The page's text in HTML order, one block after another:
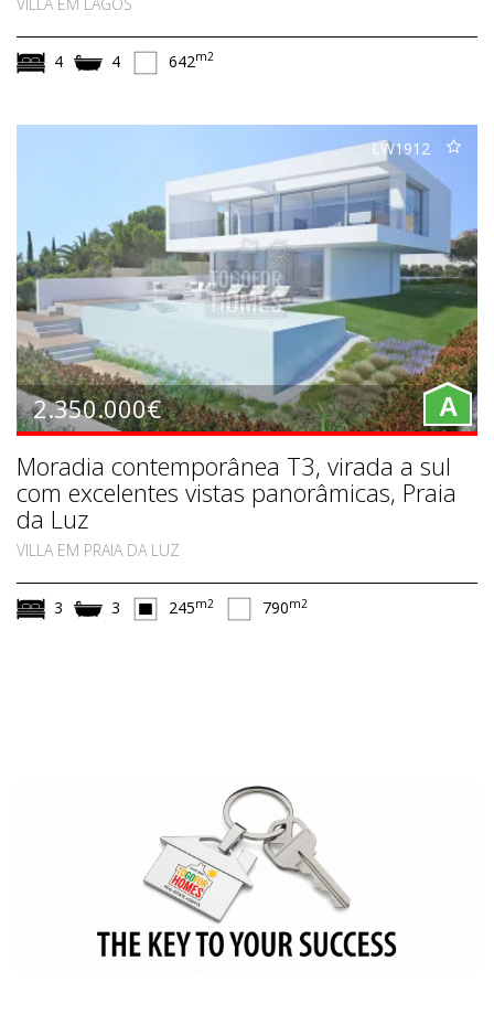
4 4 642m2
LW1912
2.350.000€ A
Moradia contemporânea T3, virada a sul
com excelentes vistas panorâmicas, Praia
da Luz
VILLA EM PRAIA DA LUZ
3 3 245m2 790m2